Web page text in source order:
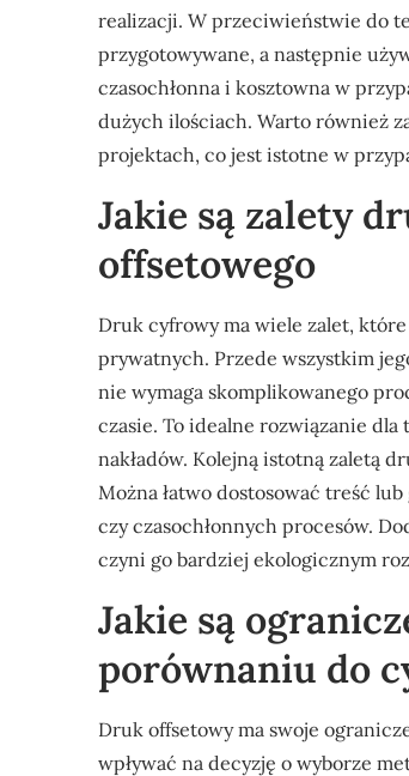
realizacji. W przeciwieństwie do
przygotowywane, a następnie
czasochłonna i kosztowna w
dużych ilościach. Warto również
projektach, co jest istotne w
Jakie są zalety
offsetowego
Druk cyfrowy ma wiele zalet,
prywatnych. Przede wszystkim
nie wymaga skomplikowanego
czasie. To idealne rozwiązanie
nakładów. Kolejną istotną zaletą
Można łatwo dostosować treść
czy czasochłonnych procesów.
czyni go bardziej ekologicznym
Jakie są
porównaniu do
Druk offsetowy ma swoje
wpływać na decyzję o wyborze